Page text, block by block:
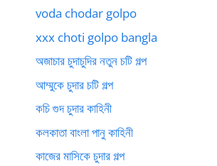
voda chodar golpo
xxx choti golpo bangla
অজাচার চুদাচুদির নতুন চটি গল্প
আম্মুকে চুদার চটি গল্প
কচি গুদ চুদার কাহিনী
কলকাতা বাংলা পানু কাহিনী
কাজের মাসিকে চুদার গল্প